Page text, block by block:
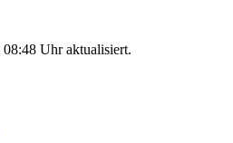
Uhr aktualisiert.